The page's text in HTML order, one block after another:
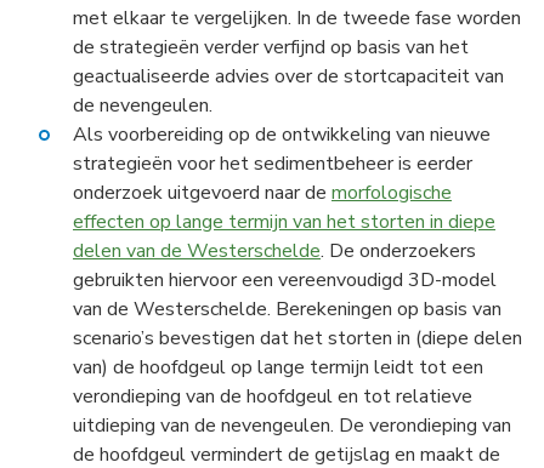
met elkaar te vergelijken. In de tweede fase worden
de strategieën verder verfijnd op basis van het
geactualiseerde advies over de stortcapaciteit van
de nevengeulen.
Als voorbereiding op de ontwikkeling van nieuwe
strategieën voor het sedimentbeheer is eerder
onderzoek uitgevoerd naar de morfologische
effecten op lange termijn van het storten in diepe
delen van de Westerschelde. De onderzoekers
gebruikten hiervoor een vereenvoudigd 3D-model
van de Westerschelde. Berekeningen op basis van
scenario’s bevestigen dat het storten in (diepe delen
van) de hoofdgeul op lange termijn leidt tot een
verondieping van de hoofdgeul en tot relatieve
uitdieping van de nevengeulen. De verondieping van
de hoofdgeul vermindert de getijslag en maakt de